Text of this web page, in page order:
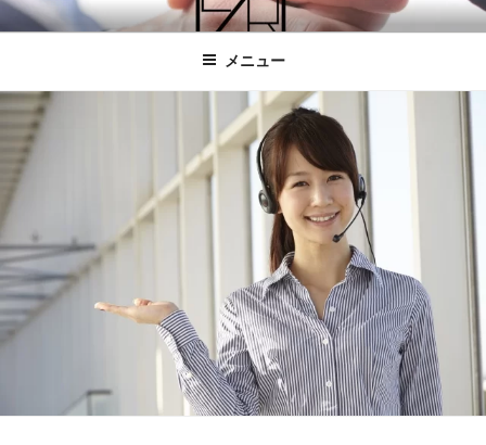
コ
ン
ン
キ
ッ
プ
株式会社ZERO
株式会社ZEROは福岡市博多区にあるコールセンターです。
メニュー